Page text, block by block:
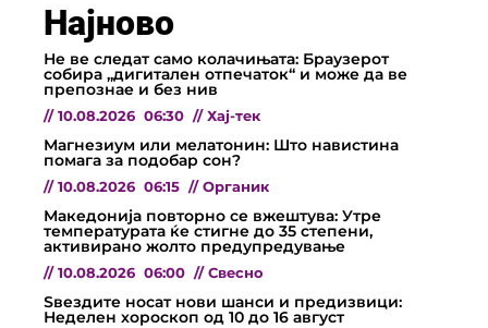
Најново
Не ве следат само колачињата: Браузерот
собира „дигитален отпечаток“ и може да ве
препознае и без нив
// 10.08.2026 06:30 // Хај-тек
Магнезиум или мелатонин: Што навистина
помага за подобар сон?
// 10.08.2026 06:15 // Органик
Македонија повторно се вжештува: Утре
температурата ќе стигне до 35 степени,
активирано жолто предупредување
// 10.08.2026 06:00 // Свесно
Ѕвездите носат нови шанси и предизвици:
Неделен хороскоп од 10 до 16 август